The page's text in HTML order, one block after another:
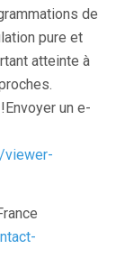
de
pure et
atteinte à
un e-
viewer-